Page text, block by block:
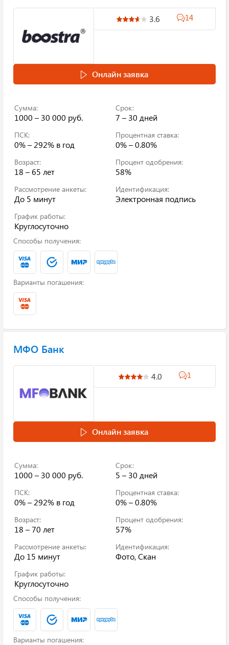
3.6 14
Онлайн заявка
Сумма:
1000 – 30 000 руб.
Срок:
7 – 30 дней
ПСК:
0% – 292% в год
Процентная ставка:
0% – 0.80%
Возраст:
18 – 65 лет
Процент одобрения:
58%
Рассмотрение анкеты:
До 5 минут
Идентификация:
Электронная подпись
График работы:
Круглосуточно
Способы получения:
Варианты погашения:
МФО Банк
4.0 1
Онлайн заявка
Сумма:
1000 – 30 000 руб.
Срок:
5 – 30 дней
ПСК:
0% – 292% в год
Процентная ставка:
0% – 0.80%
Возраст:
18 – 70 лет
Процент одобрения:
57%
Рассмотрение анкеты:
До 15 минут
Идентификация:
Фото, Скан
График работы:
Круглосуточно
Способы получения:
Варианты погашения: